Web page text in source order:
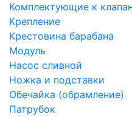
Комплектующие к
Крепление
Крестовина барабана
Модуль
Насос сливной
Ножка и подставки
Обечайка (обрамление)
Патрубок